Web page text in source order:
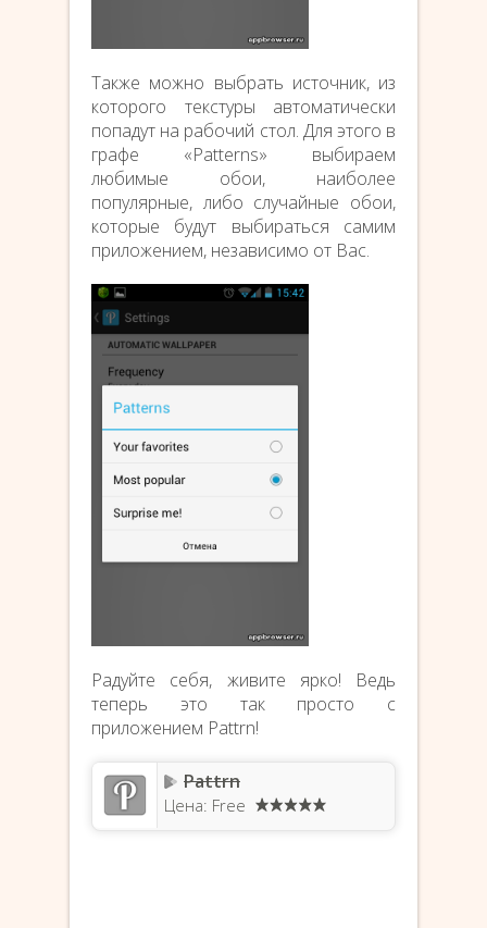
Также можно выбрать источник, из
которого текстуры автоматически
попадут на рабочий стол. Для этого в
графе «Patterns» выбираем
любимые обои, наиболее
популярные, либо случайные обои,
которые будут выбираться самим
приложением, независимо от Вас.
Радуйте себя, живите ярко! Ведь
теперь это так просто с
приложением Pattrn!
Pattrn
Цена: Free